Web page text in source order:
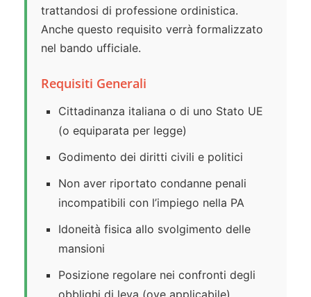
trattandosi di professione ordinistica.
Anche questo requisito verrà formalizzato
nel bando ufficiale.
Requisiti Generali
Cittadinanza italiana o di uno Stato UE
(o equiparata per legge)
Godimento dei diritti civili e politici
Non aver riportato condanne penali
incompatibili con l’impiego nella PA
Idoneità fisica allo svolgimento delle
mansioni
Posizione regolare nei confronti degli